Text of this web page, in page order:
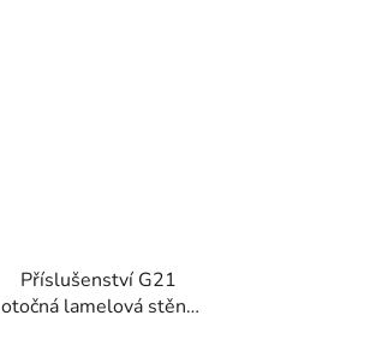
Příslušenství G21
otočná lamelová stěna